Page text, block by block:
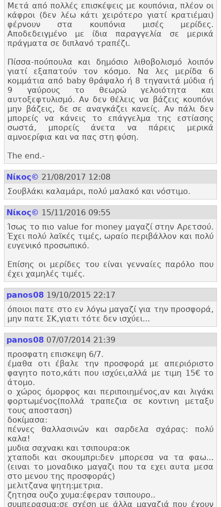
Μετά από πολλές επισκέψεις με κουπόνια, πλέον οι
κάφροι (δεν λέω κάτι χειρότερο γιατί κρατιέμαι)
φέρνουν στα κουπόνια μισές μερίδες.
Αποδεδειγμένο με ίδια παραγγελία σε μερικά
πράγματα σε διπλανό τραπέζι.
Πίσσα-πούπουλα και δημόσιο λιθοβολισμό λοιπόν
γιατί εξαπατούν τον κόσμο. Να λες μερίδα 6
κομμάτια από baby θράψαλο ή 8 τηγανιτά μύδια ή
9 γαύρους το θεωρώ γελοιότητα και
αυτοξεφτυλισμό. Αν δεν θέλεις να βάζεις κουπόνι
μην βάζεις, δε σε αναγκάζει κανείς. Αν πάλι δεν
μπορείς να κάνεις το επάγγελμα της εστίασης
σωστά, μπορείς άνετα να πάρεις μερικά
αμνοερίφια και να πας στη φύση.
The end.-
Nίκος© 21/08/2017 12:08
Σουβλάκι καλαμάρι, πολύ μαλακό και νόστιμο.
Nίκος© 15/11/2016 09:55
Ίσως το πιο value for money μαγαζί στην Αρετσού.
Έχει πολύ λαϊκές τιμές, ωραίο περιβάλλον και πολύ
ευγενικό προσωπικό.
Επίσης οι μερίδες του είναι γενναίες παρόλο που
έχει χαμηλές τιμές.
panos08 19/10/2015 22:17
όποιοι πατε στο εν λόγω μαγαζί για την προσφορά,
μην πατε ΣΚ,γιατι τότε δεν ισχύει...
panos08 07/07/2014 21:39
προσφατη επισκεψη 6/7.
έμαθα οτι έβαλε την προσφορά με απεριόριστο
φαγητο ποτο,κάτι που ισχύει,αλλά με τιμη 15€ το
άτομο.
ο χώρος όμορφος και περιποιημένος,αν και λιγάκι
φορτωμένος(πολλά τραπεζια σε κοντινη μεταξυ
τους αποσταση)
δοκίμασα:
πέννες θαλλασινών και σαρδελα σχάρας: πολύ
καλα!
μυδια σαχνακι και τσιπουρα:οκ
χταποδι και σκουμπρι:δεν μπορεσα να τα φαω...
(ειναι το μοναδικο μαγαζι που τα εχει αυτα μεσα
στο μενου της προσφοράς)
μελιτζανα ψητη:μετρια.
ζητησα ουζο χυμα:έφεραν τσιπουρο..
συμπερασμα:σε σχέση με άλλα μαγαζιά που έχουν